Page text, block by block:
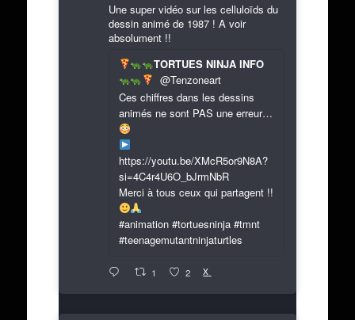
Une super vidéo sur les celluloïds du
dessin animé de 1987 ! A voir
absolument !!
TORTUES NINJA INFO
@Tenzoneart
Ces chiffres dans les dessins
animés ne sont PAS une erreur…
https://youtu.be/XMcR5or9N8A?
si=4C4r4U6O_bJrmNbR
Merci à tous ceux qui partagent !!
#animation #tortuesninja #tmnt
#teenagemutantninjaturtles
1 2 X